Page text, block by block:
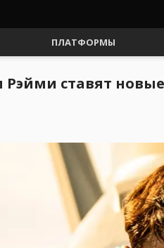
ПЛАТФОРМЫ
Рэйми ставят